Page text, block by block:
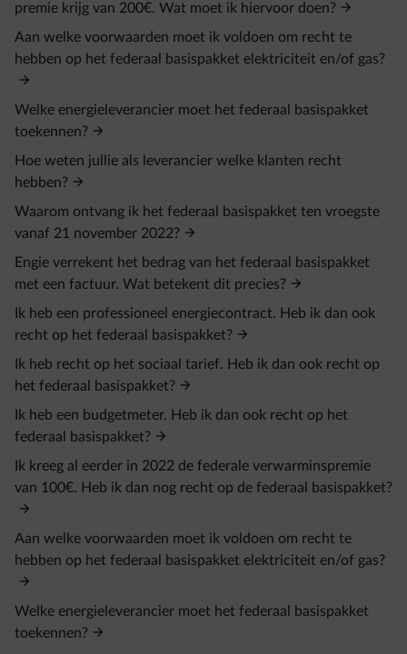
premie krijg van 200€. Wat moet ik hiervoor doen?
Aan welke voorwaarden moet ik voldoen om recht te
hebben op het federaal basispakket elektriciteit en/of gas?
Welke energieleverancier moet het federaal basispakket
toekennen?
Hoe weten jullie als leverancier welke klanten recht
hebben?
Waarom ontvang ik het federaal basispakket ten vroegste
vanaf 21 november 2022?
Engie verrekent het bedrag van het federaal basispakket
met een factuur. Wat betekent dit precies?
Ik heb een professioneel energiecontract. Heb ik dan ook
recht op het federaal basispakket?
Ik heb recht op het sociaal tarief. Heb ik dan ook recht op
het federaal basispakket?
Ik heb een budgetmeter. Heb ik dan ook recht op het
federaal basispakket?
Ik kreeg al eerder in 2022 de federale verwarminspremie
van 100€. Heb ik dan nog recht op de federaal basispakket?
Aan welke voorwaarden moet ik voldoen om recht te
hebben op het federaal basispakket elektriciteit en/of gas?
Welke energieleverancier moet het federaal basispakket
toekennen?